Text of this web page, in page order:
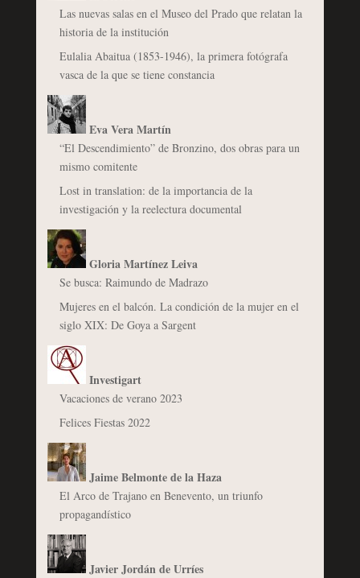
Las nuevas salas en el Museo del Prado que relatan la
historia de la institución
Eulalia Abaitua (1853-1946), la primera fotógrafa
vasca de la que se tiene constancia
Eva Vera Martín
“El Descendimiento” de Bronzino, dos obras para un
mismo comitente
Lost in translation: de la importancia de la
investigación y la reelectura documental
Gloria Martínez Leiva
Se busca: Raimundo de Madrazo
Mujeres en el balcón. La condición de la mujer en el
siglo XIX: De Goya a Sargent
Investigart
Vacaciones de verano 2023
Felices Fiestas 2022
Jaime Belmonte de la Haza
El Arco de Trajano en Benevento, un triunfo
propagandístico
Javier Jordán de Urríes